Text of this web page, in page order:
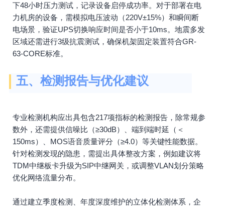
下48小时压力测试，记录设备启停成功率。对于部署在电
力机房的设备，需模拟电压波动（220V±15%）和瞬间断
电场景，验证UPS切换响应时间是否小于10ms。地震多发
区域还需进行3级抗震测试，确保机架固定装置符合GR-
63-CORE标准。
五、检测报告与优化建议
专业检测机构应出具包含217项指标的检测报告，除常规参
数外，还需提供信噪比（≥30dB）、端到端时延（＜
150ms）、MOS语音质量评分（≥4.0）等关键性能数据。
针对检测发现的隐患，需提出具体整改方案，例如建议将
TDM中继板卡升级为SIP中继网关，或调整VLAN划分策略
优化网络流量分布。
通过建立季度检测、年度深度维护的立体化检测体系，企